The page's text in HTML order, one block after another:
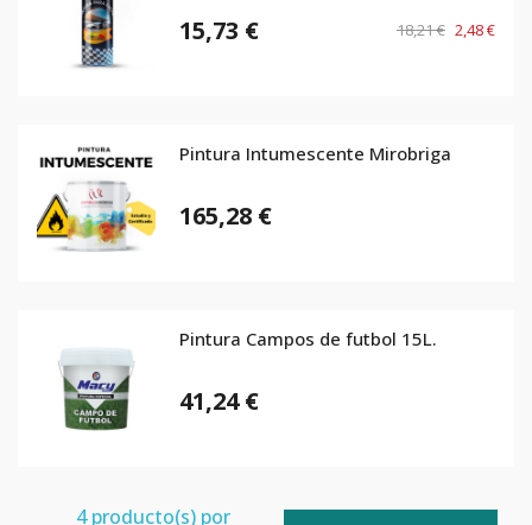
15,73 € 18,21 € 2,48 €
Pintura Intumescente Mirobriga
165,28 €
Pintura Campos de futbol 15L.
41,24 €
4producto(s) por